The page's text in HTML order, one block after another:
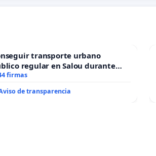
transporte urbano
regular en Salou durante
el año
firmas
de transparencia